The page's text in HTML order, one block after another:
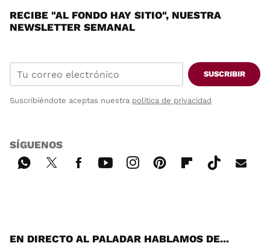
RECIBE "AL FONDO HAY SITIO", NUESTRA
NEWSLETTER SEMANAL
SUSCRIBIR
Suscribiéndote aceptas nuestra política de privacidad
SÍGUENOS
EN DIRECTO AL PALADAR HABLAMOS DE...